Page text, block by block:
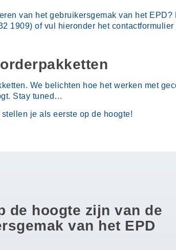
van het gebruikersgemak van het EPD?
1909) of vul hieronder het contactformulier
We belichten hoe het werken met
Stay tuned…
je als eerste op de hoogte!
de hoogte zijn van de
van het EPD